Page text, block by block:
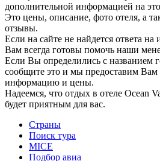
дополнительной информацией на
Это цены, описание, фото отеля, а
отзывы.
Если на сайте не найдется ответа
Вам всегда готовы помочь наши
Если Вы определились с названием
сообщите это и мы предоставим
информацию и цены.
Надеемся, что отдых в отеле Ocean
будет приятным для вас.
Страны
Поиск тура
MICE
Подбор авиа